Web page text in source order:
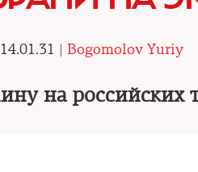
| Bogomolov Yuriy
на российских